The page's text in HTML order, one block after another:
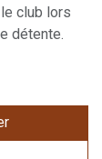
club lors
détente.